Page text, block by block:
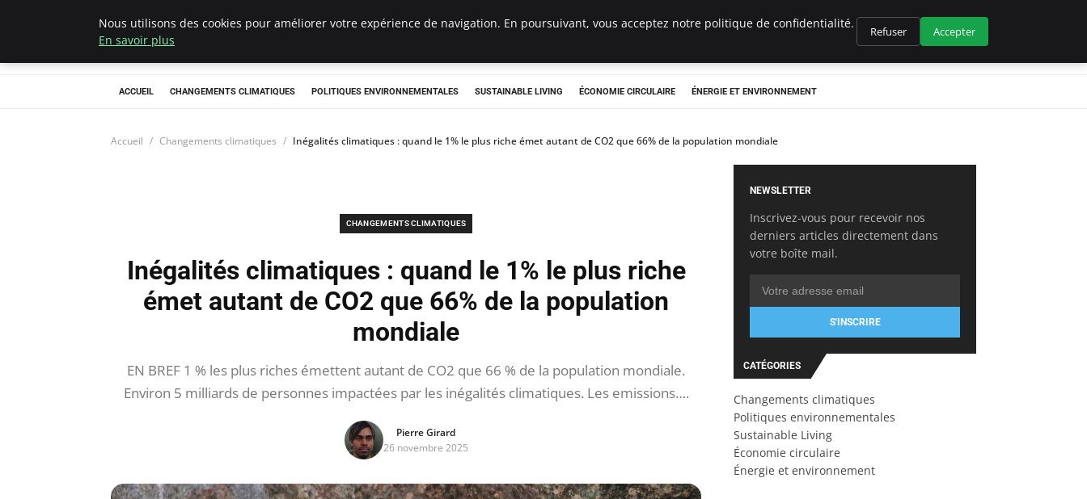
Climategatecountryclub.com
ACCUEIL CHANGEMENTS CLIMATIQUES POLITIQUES ENVIRONNEMENTALES SUSTAINABLE LIVING ÉCONOMIE CIRCULAIRE ÉNERGIE ET ENVIRONNEMENT
Accueil Changements climatiques Inégalités climatiques : quand le 1% le plus riche émet autant de CO2 que 66% de la population mondiale
CHANGEMENTS CLIMATIQUES
Inégalités climatiques : quand le 1% le plus riche
émet autant de CO2 que 66% de la population
mondiale
EN BREF 1 % les plus riches émettent autant de CO2 que 66 % de la population mondiale.
Environ 5 milliards de personnes impactées par les inégalités climatiques. Les emissions….
Pierre Girard
26 novembre 2025
NEWSLETTER
Inscrivez-vous pour recevoir nos
derniers articles directement dans
votre boîte mail.
S'INSCRIRE
CATÉGORIES
Changements climatiques
Politiques environnementales
Sustainable Living
Économie circulaire
Énergie et environnement
Nous utilisons des cookies pour améliorer votre expérience de navigation. En poursuivant, vous acceptez notre politique de confidentialité.
En savoir plus
Refuser Accepter